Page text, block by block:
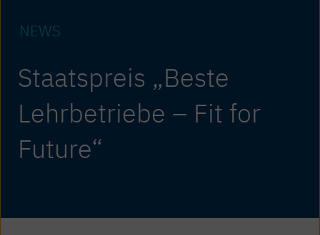
NEWS
Staatspreis „Beste
Lehrbetriebe – Fit for
Future“